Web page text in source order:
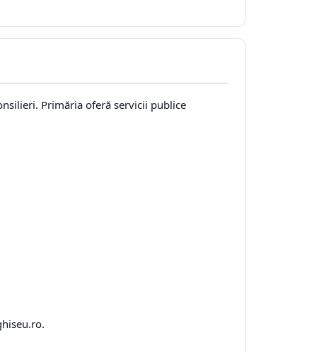
Primăria oferă servicii publice